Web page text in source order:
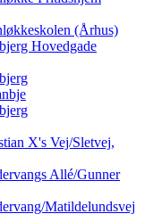
(Århus)
Hovedgade
X's Vej/Sletvej,
Allé/Gunner
Matildelundsvej